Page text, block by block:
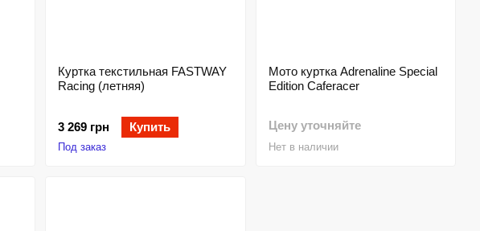
Куртка текстильная FASTWAY
Racing (летняя)
3 269 грн Купить
Под заказ
Мото куртка Adrenaline Special
Edition Caferacer
Цену уточняйте
Нет в наличии